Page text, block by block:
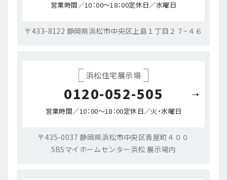
営業時間／10：00～18：00定休日／水曜日
〒433-8122 静岡県浜松市中央区上島１丁目２７−４６
浜松住宅展示場
0120-052-505
営業時間／10：00～18：00定休日／火・水曜日
〒435-0037 静岡県浜松市中央区青屋町４００
SBSマイホームセンター浜松 展示場内